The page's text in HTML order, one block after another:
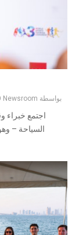
بواسطة Newsroom
اجتمع خبراء
السياحة –